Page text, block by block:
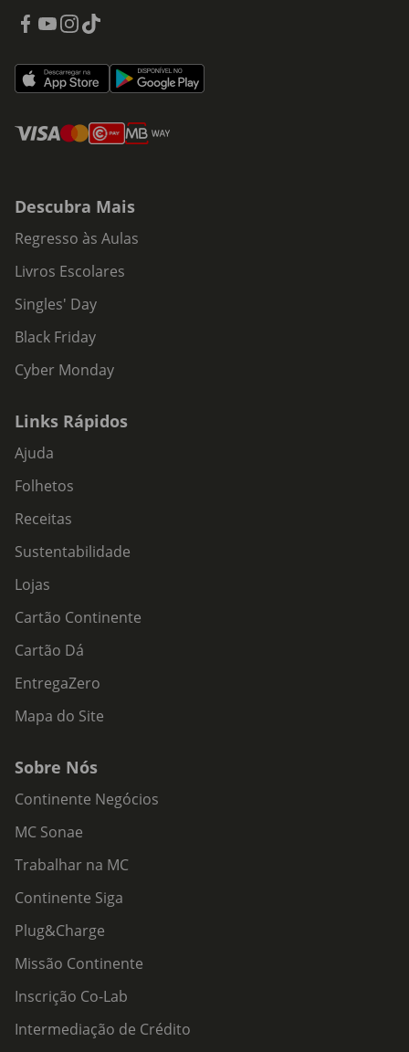
Descubra Mais
Regresso às Aulas
Livros Escolares
Singles' Day
Black Friday
Cyber Monday
Links Rápidos
Ajuda
Folhetos
Receitas
Sustentabilidade
Lojas
Cartão Continente
Cartão Dá
EntregaZero
Mapa do Site
Sobre Nós
Continente Negócios
MC Sonae
Trabalhar na MC
Continente Siga
Plug&Charge
Missão Continente
Inscrição Co-Lab
Intermediação de Crédito